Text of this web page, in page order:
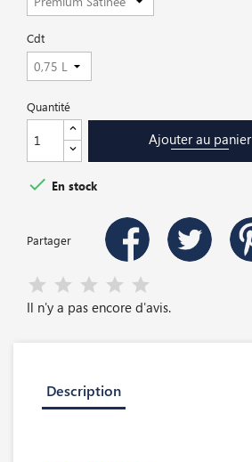
Cdt
Quantité
Ajouter au panier
 En stock
Partager
Il n'y a pas encore d'avis.
Description